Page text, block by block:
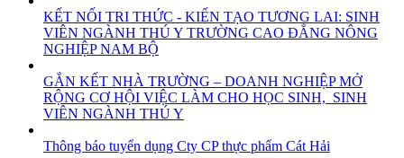
KẾT NỐI TRI THỨC - KIẾN TẠO TƯƠNG LAI: SINH
VIÊN NGÀNH THÚ Y TRƯỜNG CAO ĐẲNG NÔNG
NGHIỆP NAM BỘ
GẮN KẾT NHÀ TRƯỜNG – DOANH NGHIỆP MỞ
RỘNG CƠ HỘI VIỆC LÀM CHO HỌC SINH, SINH
VIÊN NGÀNH THÚ Y
Thông báo tuyển dụng Cty CP thực phẩm Cát Hải